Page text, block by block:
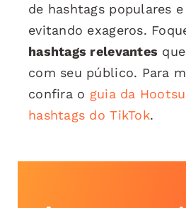
de hashtags populares
evitando exageros.
hashtags relevantes
com seu público. Para
confira o guia da
hashtags do TikTok.